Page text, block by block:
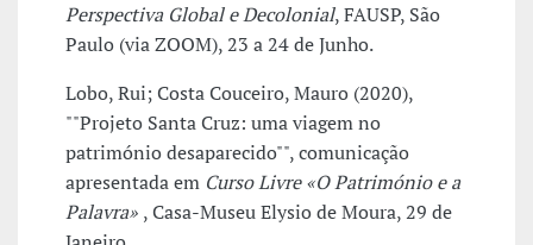
Perspectiva Global e Decolonial, FAUSP, São
Paulo (via ZOOM), 23 a 24 de Junho.
Lobo, Rui; Costa Couceiro, Mauro (2020),
""Projeto Santa Cruz: uma viagem no
património desaparecido"", comunicação
apresentada em Curso Livre «O Património e a
Palavra» , Casa-Museu Elysio de Moura, 29 de